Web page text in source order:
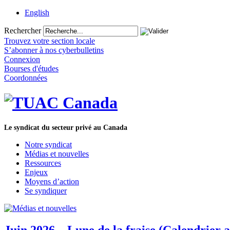
English
Rechercher
Trouvez votre section locale
S’abonner à nos cyberbulletins
Connexion
Bourses d'études
Coordonnées
Le syndicat du secteur privé au Canada
Notre syndicat
Médias et nouvelles
Ressources
Enjeux
Moyens d’action
Se syndiquer